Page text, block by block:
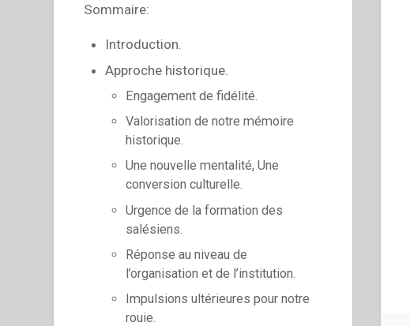
Sommaire:
Introduction.
Approche historique.
Engagement de fidélité.
Valorisation de notre mémoire
historique.
Une nouvelle mentalité, Une
conversion culturelle.
Urgence de la formation des
salésiens.
Réponse au niveau de
l’organisation et de l’institution.
Impulsions ultérieures pour notre
rouie.